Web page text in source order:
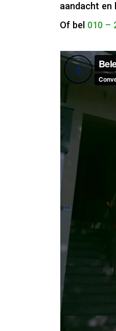
aandacht en
Of bel 010 –